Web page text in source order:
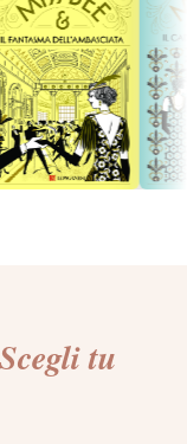
Scegli tu